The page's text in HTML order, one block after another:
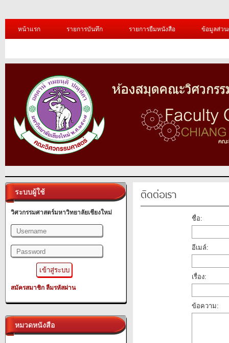
หน้าแรก รายการบันทึก รายการยืมหนังสือ ข้อมูลส่ว
ระบบผู้ใช้
วิศวกรรมศาสตร์มหาวิทยาลัยเชียงใหม่
สมัครสมาชิก ลืมรหัสผ่าน
หมวดหนังสือ
ติดต่อเรา
ชื่อ:
อีเมล์:
เรื่อง:
ข้อความ: